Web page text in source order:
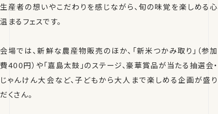
生産者の想いやこだわりを感じながら、旬の味覚を楽しめる心
温まるフェスです。
会場では、新鮮な農産物販売のほか、「新米つかみ取り」（参加
費400円）や「嘉島太鼓」のステージ、豪華賞品が当たる抽選会・
じゃんけん大会など、子どもから大人まで楽しめる企画が盛り
だくさん。